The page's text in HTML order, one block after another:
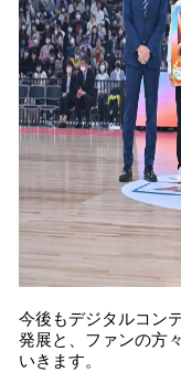
今後もデジタルコン
発展と、ファンの方
いきます。